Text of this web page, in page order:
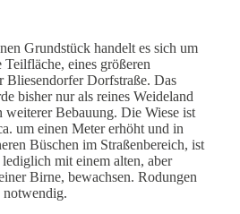
Grundstück handelt es sich um
eines größeren
Bliesendorfer Dorfstraße. Das
bisher nur als reines Weideland
weiterer Bebauung. Die Wiese ist
um einen Meter erhöht und in
Büschen im Straßenbereich, ist
mit einem alten, aber
Birne, bewachsen. Rodungen
notwendig.